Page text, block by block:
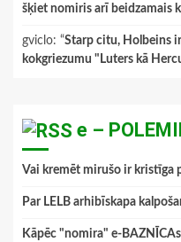
šķiet nomiris arī beidzamais
gviclo: “Starp citu, Holbeins
kokgriezumu "Luters kā
e –
Vai kremēt mirušo ir kristīga
Par LELB arhibīskapa
Kāpēc "nomira" e-